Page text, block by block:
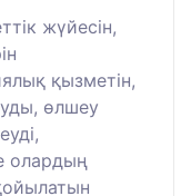
жүйесін,
қызметін,
өлшеу
олардың